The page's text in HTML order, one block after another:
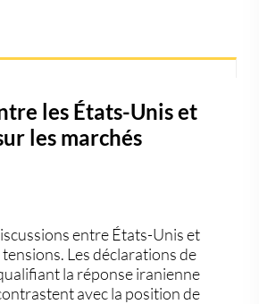
les États-Unis et
les marchés
entreÉtats-Uniset
Les déclarations de
la réponse iranienne
avec la position de